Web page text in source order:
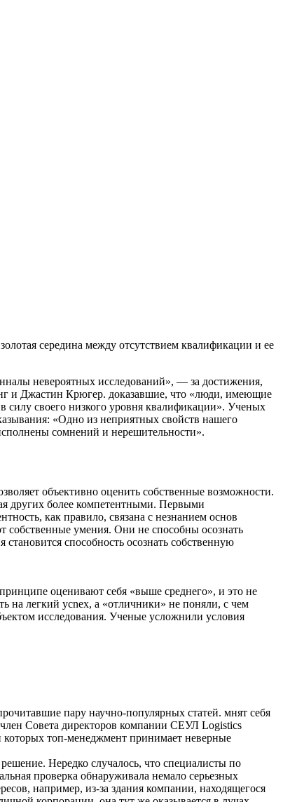
середина между отсутствием квалификации и ее
невероятных исследований», — за достижения,
и Джастин Крюгер. доказавшие, что «люди, имеющие
своего низкого уровня квалификации». Ученых
«Одно из неприятных свойств нашего
сомнений и нерешительности».
объективно оценить собственные возможности.
других более компетентными. Первыми
как правило, связана с незнанием основ
собственные умения. Они не способны осознать
способность осознать собственную
оценивают себя «выше среднего», и это не
на легкий уcnex, а «отличники» не поняли, с чем
исследования. Ученые усложнили условия
пару научно-популярных статей. мнят себя
Совета директоров компании СЕУЛ Logistics
которых топ-менеджмент принимает неверные
Нередко случалось, что специалисты по
проверка обнаруживала немало серьезных
например, из-за здания компании, находящегося